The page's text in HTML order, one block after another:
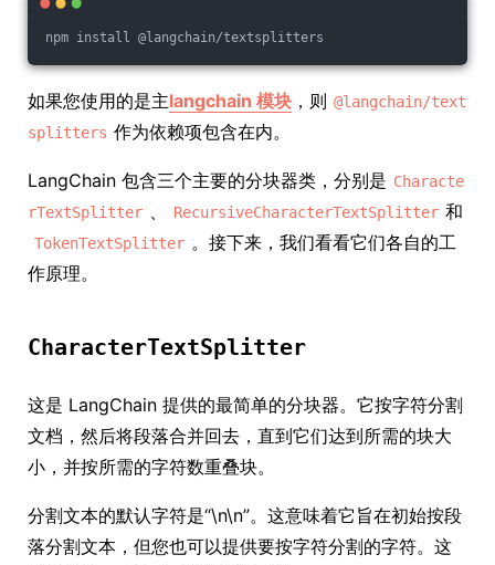
npm install @langchain/textsplitters
如果您使用的是主langchain 模块 ，则 @langchain/text
splitters 作为依赖项包含在内。
LangChain 包含三个主要的分块器类，分别是 Characte
rTextSplitter 、 RecursiveCharacterTextSplitter 和
TokenTextSplitter 。接下来，我们看看它们各自的工
作原理。
CharacterTextSplitter
这是 LangChain 提供的最简单的分块器。它按字符分割
文档，然后将段落合并回去，直到它们达到所需的块大
小，并按所需的字符数重叠块。
分割文本的默认字符是“\n\n”。这意味着它旨在初始按段
落分割文本，但您也可以提供要按字符分割的字符。这